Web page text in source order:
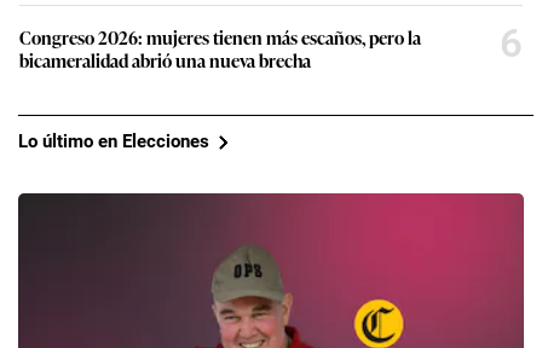
Congreso 2026: mujeres tienen más escaños, pero la
bicameralidad abrió una nueva brecha
6
Lo último en Elecciones